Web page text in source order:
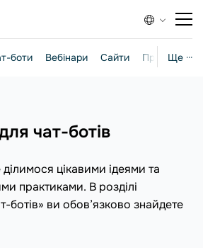
Ще ···
боти Вебінари Сайти Практичні
чат-ботів
цікавими ідеями та
практиками. В розділі
ботів» ви обов’язково знайдете